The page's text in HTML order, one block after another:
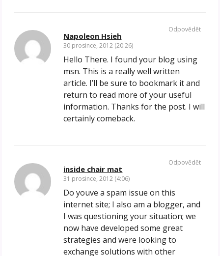
Napoleon Hsieh
30 prosince, 2012 (20:26)
Hello There. I found your blog using
msn. This is a really well written
article. I’ll be sure to bookmark it and
return to read more of your useful
information. Thanks for the post. I will
certainly comeback.
Odpovědět
inside chair mat
31 prosince, 2012 (4:06)
Do youve a spam issue on this
internet site; I also am a blogger, and
I was questioning your situation; we
now have developed some great
strategies and were looking to
exchange solutions with other
Odpovědět